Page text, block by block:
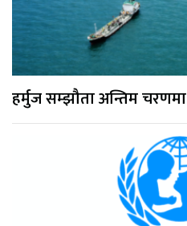
हर्मुज सम्झौता अन्तिम चरणमा